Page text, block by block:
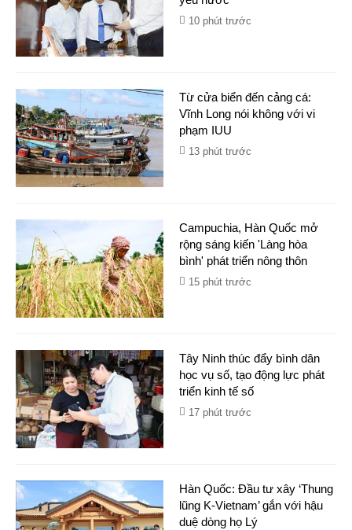
10 phút trước
Từ cửa biển đến cảng cá:
Vĩnh Long nói không với vi
phạm IUU
13 phút trước
Campuchia, Hàn Quốc mở
rộng sáng kiến 'Làng hòa
bình' phát triển nông thôn
15 phút trước
Tây Ninh thúc đẩy bình dân
học vụ số, tạo động lực phát
triển kinh tế số
17 phút trước
Hàn Quốc: Đầu tư xây ‘Thung
lũng K-Vietnam’ gắn với hậu
duệ dòng họ Lý